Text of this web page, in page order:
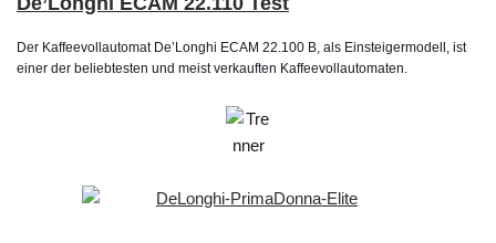
Der Kaffeevollautomat De’Longhi ECAM 22.100 B, als Einsteigermodell, ist
einer der beliebtesten und meist verkauften Kaffeevollautomaten.